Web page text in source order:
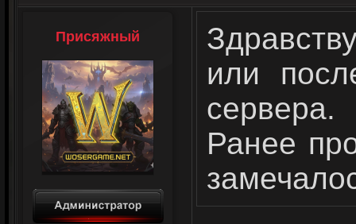
Присяжный
или
сервера.
Ранее